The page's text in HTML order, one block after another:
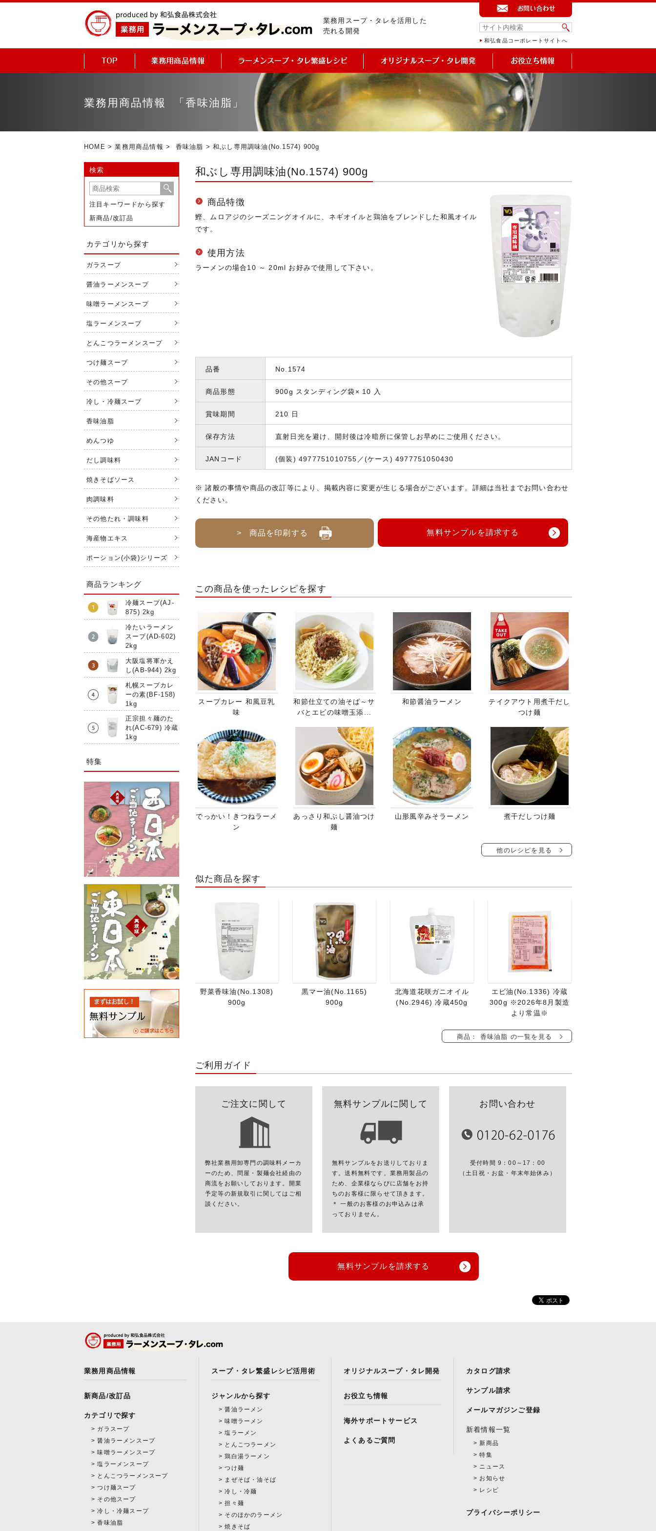
業務用スープ・タレを活用した
売れる開発
和弘食品コーポレートサイトへ
業務用商品情報 「香味油脂」
HOME >業務用商品情報 > 香味油脂 > 和ぶし専用調味油(No.1574) 900g
和ぶし専用調味油(No.1574) 900g
商品特徴
鰹、ムロアジのシーズニングオイルに、ネギオイルと鶏油をブレンドした和風オイル
です。
使用方法
ラーメンの場合10 ～ 20ml お好みで使用して下さい。
品番 No.1574
商品形態 900g スタンディング袋× 10 入
賞味期間 210 日
保存方法 直射日光を避け、開封後は冷暗所に保管しお早めにご使用ください。
JANコード (個装) 4977751010755／(ケース) 4977751050430
※ 諸般の事情や商品の改訂等により、掲載内容に変更が生じる場合がございます。詳細は当社までお問い合わせ
ください。
> 商品を印刷する 無料サンプルを請求する
この商品を使ったレシピを探す
スープカレー 和風豆乳
味
和節仕立ての油そば～サ
バとエビの味噌玉添...
和節醤油ラーメン
テイクアウト用煮干だし
つけ麺
でっかい！きつねラーメ
ン
あっさり和ぶし醤油つけ
麺
山形風辛みそラーメン 煮干だしつけ麺
他のレシピを見る
似た商品を探す
野菜香味油(No.1308)
900g
黒マー油(No.1165)
900g
北海道花咲ガニオイル
(No.2946) 冷蔵450g
エビ油(No.1336) 冷蔵
300g ※2026年8月製造
より常温※
商品： 香味油脂 の一覧を見る
ご利用ガイド
ご注文に関して
弊社業務用卸専門の調味料メーカ
ーのため、問屋・製麺会社経由の
商流をお願いしております。開業
予定等の新規取引に関してはご相
談ください。
無料サンプルに関して
無料サンプルをお送りしておりま
す。送料無料です。業務用製品の
ため、企業様ならびに店舗をお持
ちのお客様に限らせて頂きます。
＊ 一般のお客様のお申込みは承
っておりません。
お問い合わせ
受付時間 9：00～17：00
（土日祝・お盆・年末年始休み）
無料サンプルを請求する
検索
注目キーワードから探す
新商品/改訂品
カテゴリから探す
ガラスープ
醤油ラーメンスープ
味噌ラーメンスープ
塩ラーメンスープ
とんこつラーメンスープ
つけ麺スープ
その他スープ
冷し・冷麺スープ
香味油脂
めんつゆ
だし調味料
焼きそばソース
肉調味料
その他たれ・調味料
海産物エキス
ポーション(小袋)シリーズ
商品ランキング
冷麺スープ(AJ-
875) 2kg
冷たいラーメン
スープ(AD-602)
2kg
大阪塩将軍かえ
し(AB-944) 2kg
札幌スープカレ
ーの素(BF-158)
1kg
正宗担々麺のた
れ(AC-679) 冷蔵
1kg
特集
業務用商品情報
新商品/改訂品
カテゴリで探す
ガラスープ
醤油ラーメンスープ
味噌ラーメンスープ
塩ラーメンスープ
とんこつラーメンスープ
つけ麺スープ
その他スープ
冷し・冷麺スープ
香味油脂
スープ・タレ繁盛レシピ活用術
ジャンルから探す
醤油ラーメン
味噌ラーメン
塩ラーメン
とんこつラーメン
鶏白湯ラーメン
つけ麺
まぜそば・油そば
冷し・冷麺
担々麺
そのほかのラーメン
焼きそば
オリジナルスープ・タレ開発
お役立ち情報
海外サポートサービス
よくあるご質問
カタログ請求
サンプル請求
メールマガジンご登録
新着情報一覧
新商品
特集
ニュース
お知らせ
レシピ
プライバシーポリシー